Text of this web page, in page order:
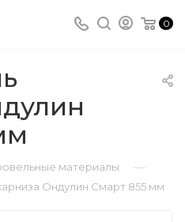
0
материалы —
Ондулин Смарт 855 мм